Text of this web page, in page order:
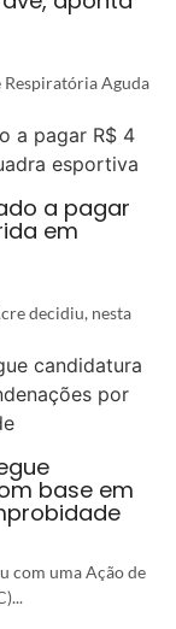
Respiratória Aguda
a pagar
em
decidiu, nesta
base em
com uma Ação de